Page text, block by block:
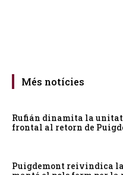
Més notícies
Rufián dinamita la
frontal al retorn de
Puigdemont reivindica